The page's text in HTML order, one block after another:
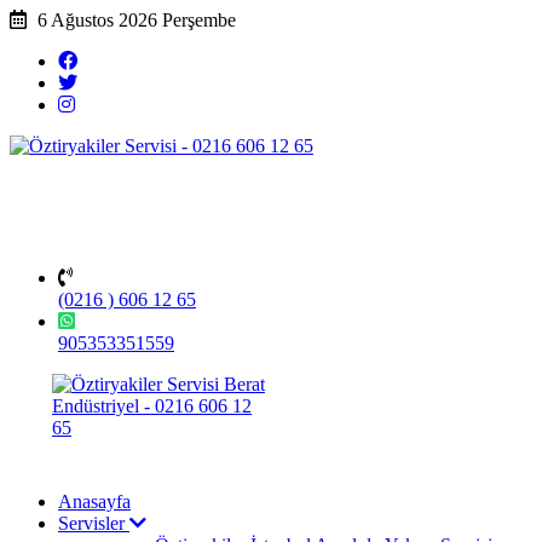
6 Ağustos 2026 Perşembe
(0216 ) 606 12 65
905353351559
Anasayfa
Servisler